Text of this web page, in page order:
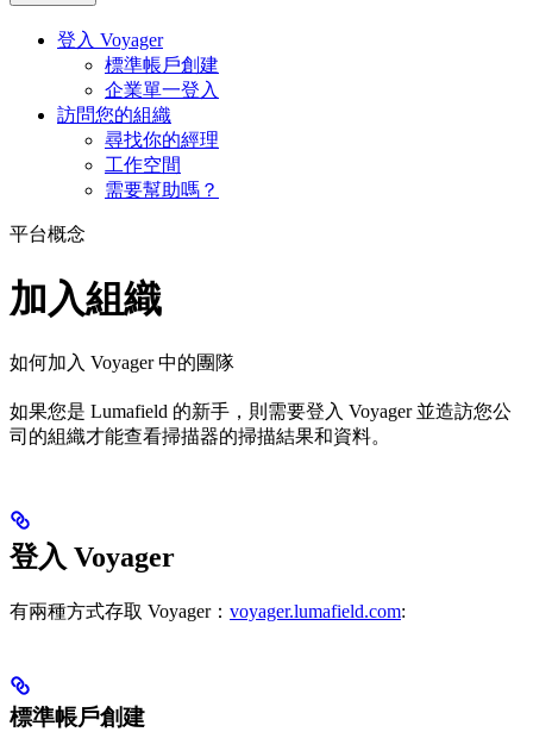
登入 Voyager
標準帳戶創建
企業單一登入
訪問您的組織
尋找你的經理
工作空間
需要幫助嗎？
平台概念
加入組織
如何加入 Voyager 中的團隊
如果您是 Lumafield 的新手，則需要登入 Voyager 並造訪您公
司的組織才能查看掃描器的掃描結果和資料。
登入 Voyager
有兩種方式存取 Voyager： voyager.lumafield.com:
標準帳戶創建